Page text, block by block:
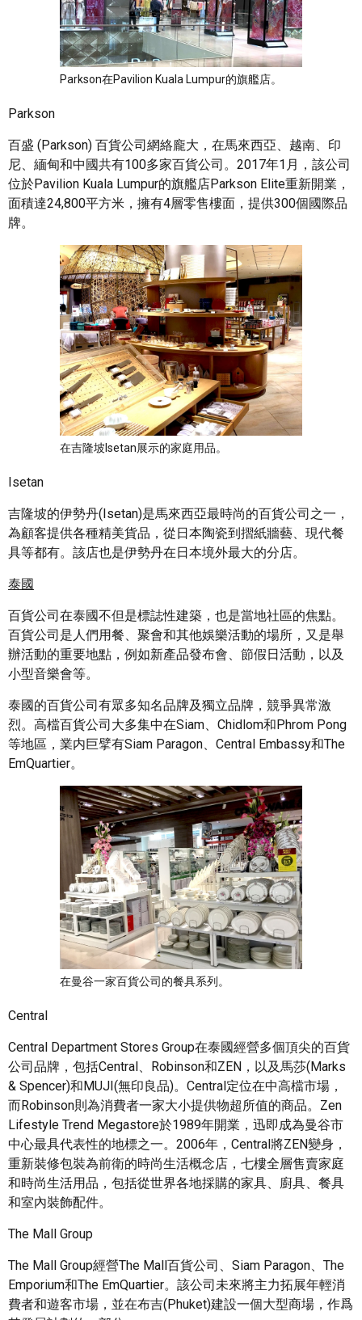
Parkson在Pavilion Kuala Lumpur的旗艦店。
Parkson
百盛 (Parkson) 百貨公司網絡龐大，在馬來西亞、越南、印
尼、緬甸和中國共有100多家百貨公司。2017年1月，該公司
位於Pavilion Kuala Lumpur的旗艦店Parkson Elite重新開業，
面積達24,800平方米，擁有4層零售樓面，提供300個國際品
牌。
在吉隆坡Isetan展示的家庭用品。
Isetan
吉隆坡的伊勢丹(Isetan)是馬來西亞最時尚的百貨公司之一，
為顧客提供各種精美貨品，從日本陶瓷到摺紙牆藝、現代餐
具等都有。該店也是伊勢丹在日本境外最大的分店。
泰國
百貨公司在泰國不但是標誌性建築，也是當地社區的焦點。
百貨公司是人們用餐、聚會和其他娛樂活動的場所，又是舉
辦活動的重要地點，例如新產品發布會、節假日活動，以及
小型音樂會等。
泰國的百貨公司有眾多知名品牌及獨立品牌，競爭異常激
烈。高檔百貨公司大多集中在Siam、Chidlom和Phrom Pong
等地區，業内巨擘有Siam Paragon、Central Embassy和The
EmQuartier。
在曼谷一家百貨公司的餐具系列。
Central
Central Department Stores Group在泰國經營多個頂尖的百貨
公司品牌，包括Central、Robinson和ZEN，以及馬莎(Marks
& Spencer)和MUJI(無印良品)。Central定位在中高檔市場，
而Robinson則為消費者一家大小提供物超所值的商品。Zen
Lifestyle Trend Megastore於1989年開業，迅即成為曼谷市
中心最具代表性的地標之一。2006年，Central將ZEN變身，
重新裝修包裝為前衛的時尚生活概念店，七樓全層售賣家庭
和時尚生活用品，包括從世界各地採購的家具、廚具、餐具
和室內裝飾配件。
The Mall Group
The Mall Group經營The Mall百貨公司、Siam Paragon、The
Emporium和The EmQuartier。該公司未來將主力拓展年輕消
費者和遊客市場，並在布吉(Phuket)建設一個大型商場，作爲